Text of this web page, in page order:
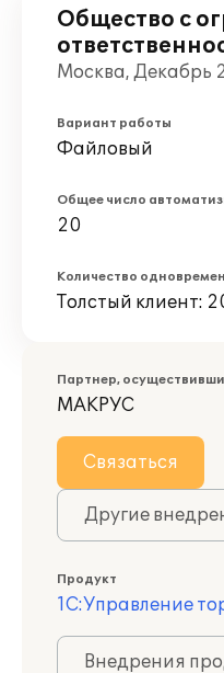
Общество с
Москва, Декабрь
Вариант работы
Файловый
Общее число
20
Количество
Толстый клиент:
Партнер,
МАКРУС
Связаться
Другие
Продукт
1С:Управление
Внедрения